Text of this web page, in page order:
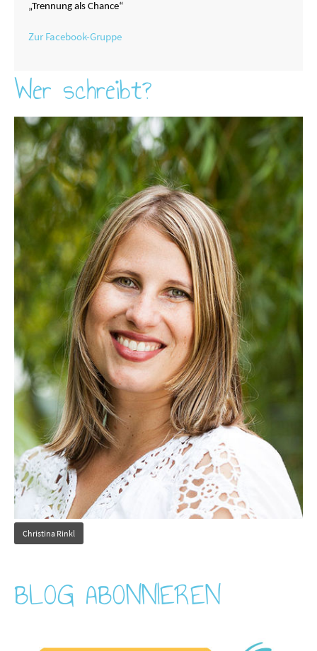
„Trennung als Chance“
Zur Facebook-Gruppe
Wer schreibt?
Christina Rinkl
BLOG ABONNIEREN